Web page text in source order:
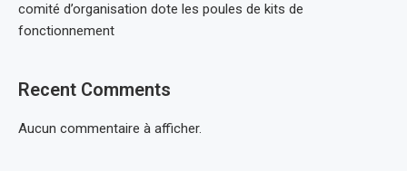
comité d’organisation dote les poules de kits de
fonctionnement
Recent Comments
Aucun commentaire à afficher.